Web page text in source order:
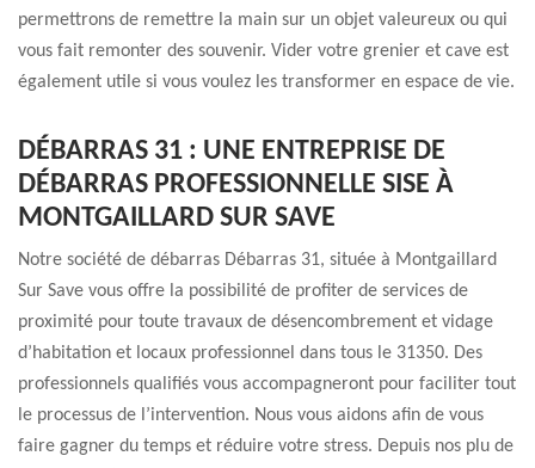
permettrons de remettre la main sur un objet valeureux ou qui
vous fait remonter des souvenir. Vider votre grenier et cave est
également utile si vous voulez les transformer en espace de vie.
DÉBARRAS 31 : UNE ENTREPRISE DE
DÉBARRAS PROFESSIONNELLE SISE À
MONTGAILLARD SUR SAVE
Notre société de débarras Débarras 31, située à Montgaillard
Sur Save vous offre la possibilité de profiter de services de
proximité pour toute travaux de désencombrement et vidage
d’habitation et locaux professionnel dans tous le 31350. Des
professionnels qualifiés vous accompagneront pour faciliter tout
le processus de l’intervention. Nous vous aidons afin de vous
faire gagner du temps et réduire votre stress. Depuis nos plu de